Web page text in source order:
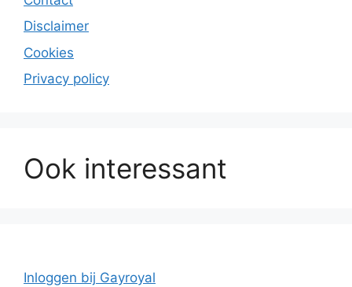
Disclaimer
Cookies
Privacy policy
Ook interessant
Inloggen bij Gayroyal